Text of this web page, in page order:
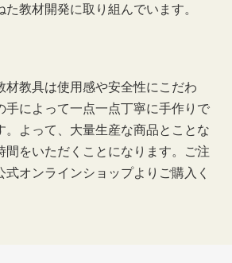
教材開発に取り組んでいます。
材教具は使用感や安全性にこだわ
手によって一点一点丁寧に手作りで
。よって、大量生産な商品とことな
間をいただくことになります。ご注
オンラインショップよりご購入く